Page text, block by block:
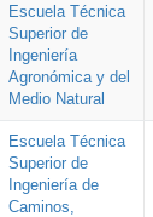
Escuela Técnica
Superior de
Ingeniería
Agronómica y del
Medio Natural
Escuela Técnica
Superior de
Ingeniería de
Caminos,